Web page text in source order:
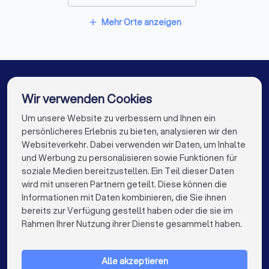
Das erste Gespräch mit einem Anwalt dient der
gegenseitigen Einschätzung. Sie prüfen, ob der Anwalt zu
Mahnungen, Gerichtsbescheide etc.)
Chronologische Übersicht der Ereignisse
Korrespondenz mit der Gegenseite
Beweismittel (E-Mails, Fotos, Zeugenaussagen)
Ihre konkreten Fragen und Ziele
Rechtsanwälte in Rotenburg (Wümme)
Rechtsanwälte in Verden (Aller)
Rechtsanwälte in Celle
Rechtsanwälte in Berlin
Rechtsanwälte in Hamburg
Rechtsanwälte in München
Rechtsanwälte in Köln
Rechtsanwälte in Frankfurt am Main
Rechtsanwälte in Stuttgart
Rechtsanwälte in Dortmund
add Mehr Orte anzeigen
Die besten Rechtsanwälte für Sie
info@trustlocal.de
FÜR PRIVATPERSONEN
Wir verwenden Cookies
Um unsere Website zu verbessern und Ihnen ein
persönlicheres Erlebnis zu bieten, analysieren wir den
Websiteverkehr. Dabei verwenden wir Daten, um Inhalte
und Werbung zu personalisieren sowie Funktionen für
soziale Medien bereitzustellen. Ein Teil dieser Daten
wird mit unseren Partnern geteilt. Diese können die
Informationen mit Daten kombinieren, die Sie ihnen
bereits zur Verfügung gestellt haben oder die sie im
Rahmen Ihrer Nutzung ihrer Dienste gesammelt haben.
Alle akzeptieren